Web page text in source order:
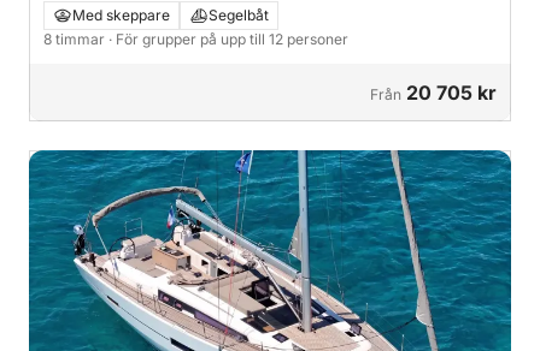
segling i La Maddalena-arkipelagen ombord på en
magnifik 16 meter lång båt.
Med skeppare
Segelbåt
8 timmar · För grupper på upp till 12 personer
Från 20 705 kr